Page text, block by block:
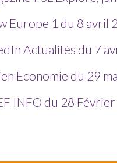
Europe 1 du 8 avril
Actualités du 7
Economie du 29
INFO du 28